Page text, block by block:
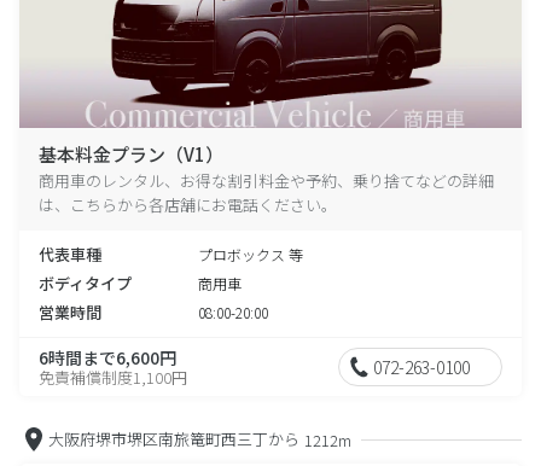
基本料金プラン（V1）
商用車のレンタル、お得な割引料金や予約、乗り捨てなどの詳細
は、こちらから各店舗にお電話ください。
代表車種 プロボックス 等
ボディタイプ 商用車
営業時間 08:00-20:00
6時間まで6,600円
免責補償制度1,100円 072-263-0100
大阪府堺市堺区南旅篭町西三丁から 1212m